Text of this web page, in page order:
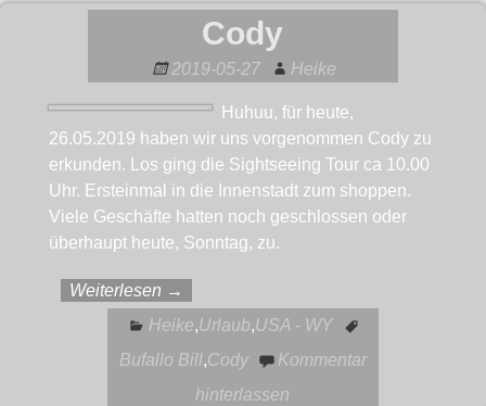
Cody
2019-05-27 Heike
Huhuu, für heute,
26.05.2019 haben wir uns vorgenommen Cody zu
erkunden. Los ging die Sightseeing Tour ca 10.00
Uhr. Ersteinmal in die Innenstadt zum shoppen.
Viele Geschäfte hatten noch geschlossen oder
überhaupt heute, Sonntag, zu.
Weiterlesen →
Heike,Urlaub,USA - WY
Bufallo Bill,Cody
Kommentar
hinterlassen